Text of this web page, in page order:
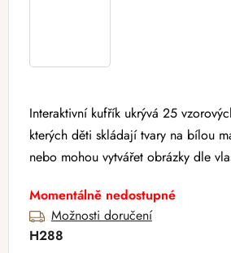
Interaktivní kufřík ukrývá 25
kterých děti skládají tvary na bílou
nebo mohou vytvářet obrázky dle
Momentálně nedostupné
Možnosti doručení
H288